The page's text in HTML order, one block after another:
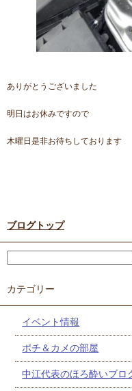
ありがとうございました
明日はお休みですので
木曜日是非お待ちしております
ブログトップ
カテゴリー
イベント情報
ポチ＆カメの部屋
中江代表のほろ酔いブロ